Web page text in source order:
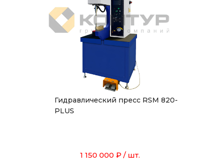
Гидравлический пресс RSM 820-
PLUS
1 150 000 ₽ / шт.